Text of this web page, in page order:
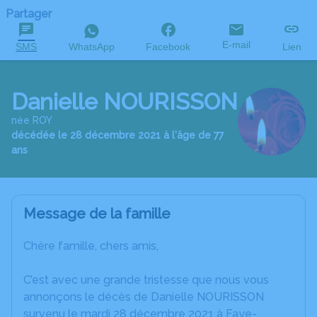
Partager
SMS WhatsApp Facebook E-mail Lien
Danielle NOURISSON
née ROY
décédée le 28 décembre 2021 à l'âge de 77
ans
Message de la famille
Chère famille, chers amis,
C’est avec une grande tristesse que nous vous
annonçons le décès de Danielle NOURISSON
survenu le mardi 28 décembre 2021 à Faye-